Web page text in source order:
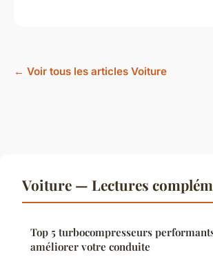
← Voir tous les articles Voiture
Voiture — Lectures
Top 5 turbocompresseurs
améliorer votre conduite